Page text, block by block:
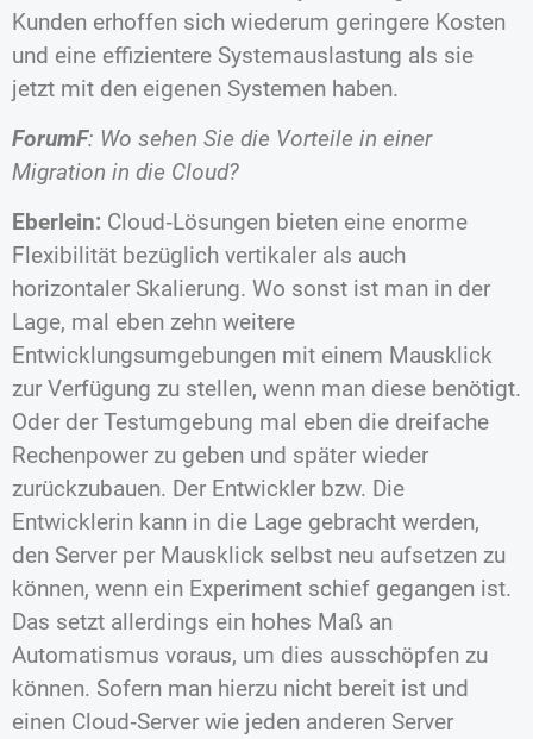
Kunden erhoffen sich wiederum geringere Kosten
und eine effizientere Systemauslastung als sie
jetzt mit den eigenen Systemen haben.
ForumF: Wo sehen Sie die Vorteile in einer
Migration in die Cloud?
Eberlein: Cloud‐Lösungen bieten eine enorme
Flexibilität bezüglich vertikaler als auch
horizontaler Skalierung. Wo sonst ist man in der
Lage, mal eben zehn weitere
Entwicklungsumgebungen mit einem Mausklick
zur Verfügung zu stellen, wenn man diese benötigt.
Oder der Testumgebung mal eben die dreifache
Rechenpower zu geben und später wieder
zurückzubauen. Der Entwickler bzw. Die
Entwicklerin kann in die Lage gebracht werden,
den Server per Mausklick selbst neu aufsetzen zu
können, wenn ein Experiment schief gegangen ist.
Das setzt allerdings ein hohes Maß an
Automatismus voraus, um dies ausschöpfen zu
können. Sofern man hierzu nicht bereit ist und
einen Cloud‐Server wie jeden anderen Server